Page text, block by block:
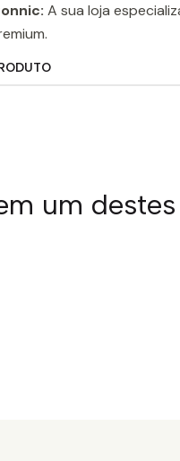
A sua loja
um destes